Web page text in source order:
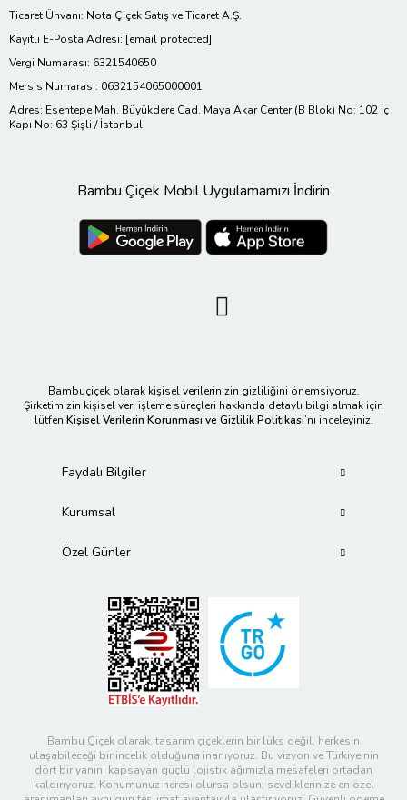
Ticaret Ünvanı: Nota Çiçek Satış ve Ticaret A.Ş.
Kayıtlı E-Posta Adresi: [email protected]
Vergi Numarası: 6321540650
Mersis Numarası: 0632154065000001
Adres: Esentepe Mah. Büyükdere Cad. Maya Akar Center (B Blok) No: 102 İç
Kapı No: 63 Şişli / İstanbul
Bambu Çiçek Mobil Uygulamamızı İndirin
Bambuçiçek olarak kişisel verilerinizin gizliliğini önemsiyoruz.
Şirketimizin kişisel veri işleme süreçleri hakkında detaylı bilgi almak için
lütfen Kişisel Verilerin Korunması ve Gizlilik Politikası’nı inceleyiniz.
Faydalı Bilgiler
Kurumsal
Özel Günler
Bambu Çiçek olarak, tasarım çiçeklerin bir lüks değil, herkesin
ulaşabileceği bir incelik olduğuna inanıyoruz. Bu vizyon ve Türkiye'nin
dört bir yanını kapsayan güçlü lojistik ağımızla mesafeleri ortadan
kaldırıyoruz. Konumunuz neresi olursa olsun; sevdiklerinize en özel